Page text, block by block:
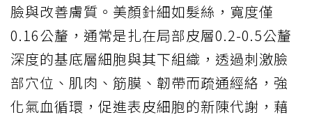
臉與改善膚質。美顏針細如髮絲，寬度僅
0.16公釐，通常是扎在局部皮層0.2-0.5公釐
深度的基底層細胞與其下組織，透過刺激臉
部穴位、肌肉、筋膜、韌帶而疏通經絡，強
化氣血循環，促進表皮細胞的新陳代謝，藉